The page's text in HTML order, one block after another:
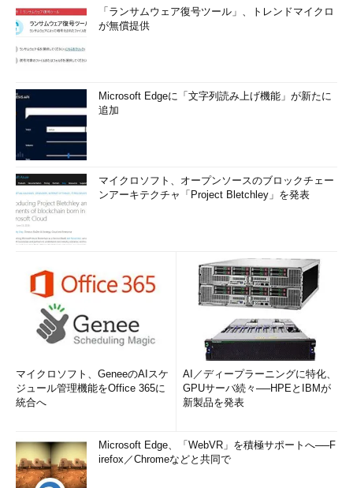
「ランサムウェア復号ツール」、トレンドマイクロ
が無償提供
Microsoft Edgeに「文字列読み上げ機能」が新たに
追加
マイクロソフト、オープンソースのブロックチェー
ンアーキテクチャ「Project Bletchley」を発表
マイクロソフト、GeneeのAIスケ
ジュール管理機能をOffice 365に
統合へ
AI／ディープラーニングに特化、
GPUサーバ続々──HPEとIBMが
新製品を発表
Microsoft Edge、「WebVR」を積極サポートへ──F
irefox／Chromeなどと共同で